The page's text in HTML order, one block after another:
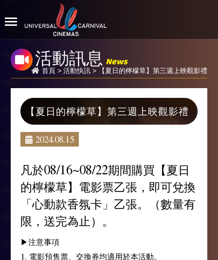
活動訊息 News
首頁> 活動快訊> 【夏日的檸檬草】第三週上映觀影禮
【夏日的檸檬草】第三週上映觀影禮
2024.08.15
凡於08/16~08/22期間購買【夏日
的檸檬草】電影票乙張，即可兌換
「心動款香氛卡」乙張。（數量有
限，送完為止）。
▶注意事項
1. 電影預售票、交換券均適用於本活動。